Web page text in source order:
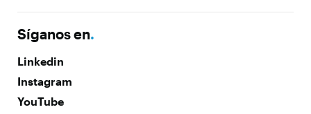
Síganos en.
Linkedin
Instagram
YouTube